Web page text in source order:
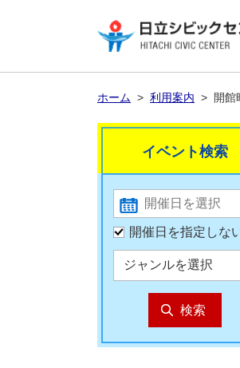
ホーム > 利用案内 > 開館
イベント検索
開催日を指定しな